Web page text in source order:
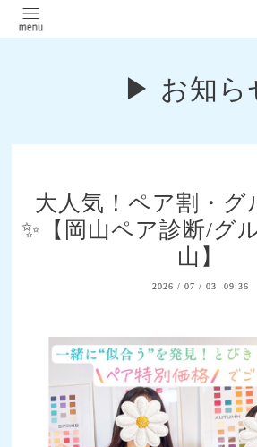
▶︎ お知ら
大人気！ペア割・グ
✨【岡山ペア診断/グ
山】
2026 / 07 / 03 09:36